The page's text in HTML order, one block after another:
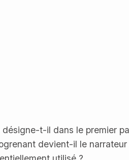
désigne-t-il dans le premier
devient-il le